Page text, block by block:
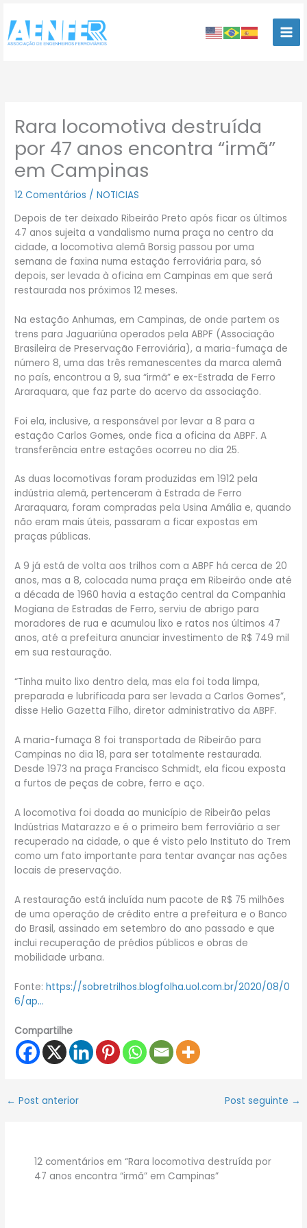
para
conteúdo
Rara locomotiva destruída
por 47 anos encontra “irmã”
em Campinas
12 Comentários /NOTICIAS
Depois de ter deixado Ribeirão Preto após ficar os últimos
47 anos sujeita a vandalismo numa praça no centro da
cidade, a locomotiva alemã Borsig passou por uma
semana de faxina numa estação ferroviária para, só
depois, ser levada à oficina em Campinas em que será
restaurada nos próximos 12 meses.
Na estação Anhumas, em Campinas, de onde partem os
trens para Jaguariúna operados pela ABPF (Associação
Brasileira de Preservação Ferroviária), a maria-fumaça de
número 8, uma das três remanescentes da marca alemã
no país, encontrou a 9, sua “irmã” e ex-Estrada de Ferro
Araraquara, que faz parte do acervo da associação.
Foi ela, inclusive, a responsável por levar a 8 para a
estação Carlos Gomes, onde fica a oficina da ABPF. A
transferência entre estações ocorreu no dia 25.
As duas locomotivas foram produzidas em 1912 pela
indústria alemã, pertenceram à Estrada de Ferro
Araraquara, foram compradas pela Usina Amália e, quando
não eram mais úteis, passaram a ficar expostas em
praças públicas.
A 9 já está de volta aos trilhos com a ABPF há cerca de 20
anos, mas a 8, colocada numa praça em Ribeirão onde até
a década de 1960 havia a estação central da Companhia
Mogiana de Estradas de Ferro, serviu de abrigo para
moradores de rua e acumulou lixo e ratos nos últimos 47
anos, até a prefeitura anunciar investimento de R$ 749 mil
em sua restauração.
“Tinha muito lixo dentro dela, mas ela foi toda limpa,
preparada e lubrificada para ser levada a Carlos Gomes”,
disse Helio Gazetta Filho, diretor administrativo da ABPF.
A maria-fumaça 8 foi transportada de Ribeirão para
Campinas no dia 18, para ser totalmente restaurada.
Desde 1973 na praça Francisco Schmidt, ela ficou exposta
a furtos de peças de cobre, ferro e aço.
A locomotiva foi doada ao município de Ribeirão pelas
Indústrias Matarazzo e é o primeiro bem ferroviário a ser
recuperado na cidade, o que é visto pelo Instituto do Trem
como um fato importante para tentar avançar nas ações
locais de preservação.
A restauração está incluída num pacote de R$ 75 milhões
de uma operação de crédito entre a prefeitura e o Banco
do Brasil, assinado em setembro do ano passado e que
inclui recuperação de prédios públicos e obras de
mobilidade urbana.
Fonte:https://sobretrilhos.blogfolha.uol.com.br/2020/08/0
6/ap…
Compartilhe
← Post anterior Post seguinte →
12 comentários em “Rara locomotiva destruída por
47 anos encontra “irmã” em Campinas”